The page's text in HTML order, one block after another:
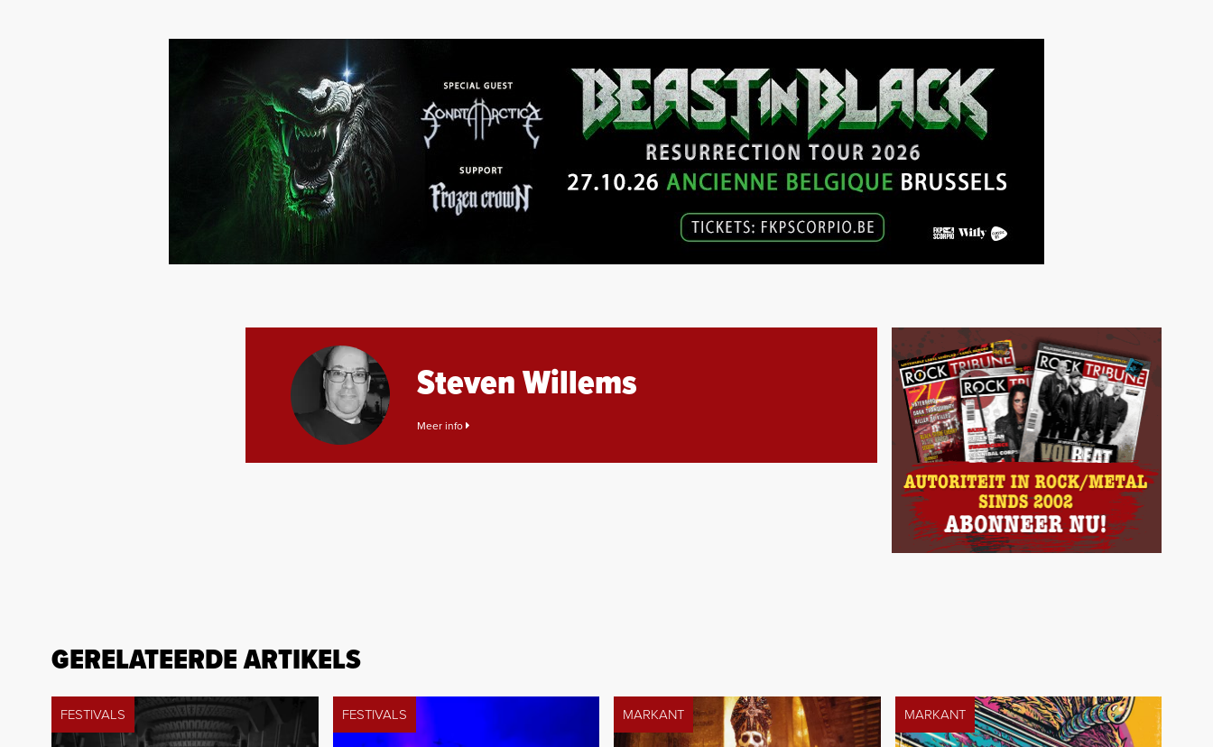
Steven Willems
Meer info
GERELATEERDE ARTIKELS
FESTIVALS FESTIVALS MARKANT MARKANT